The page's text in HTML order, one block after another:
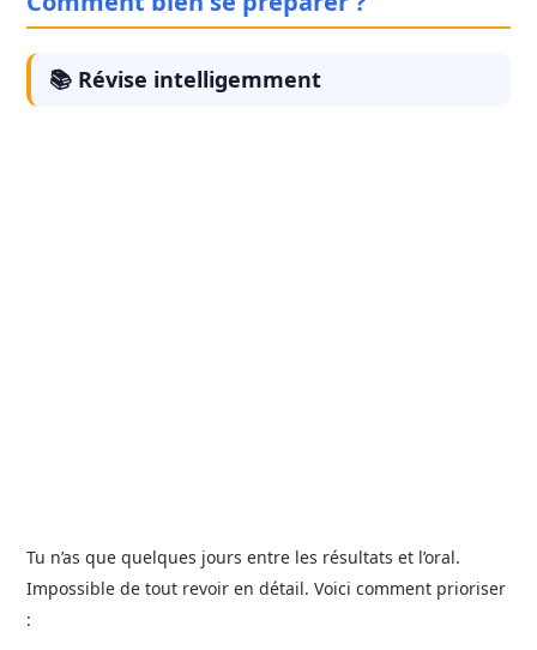
📚 Révise intelligemment
Tu n’as que quelques jours entre les résultats et l’oral.
Impossible de tout revoir en détail. Voici comment prioriser
: